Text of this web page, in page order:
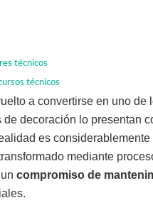
técnicos
técnicos
a convertirse en uno
de decoración lo presentan
es
mediante
compromiso de